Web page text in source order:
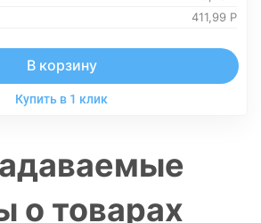
411,99 Р
В корзину
Купить в 1 клик
о товарах